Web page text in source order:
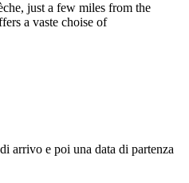
just a few miles from the
a vaste choise of
arrivo e poi una data di partenza